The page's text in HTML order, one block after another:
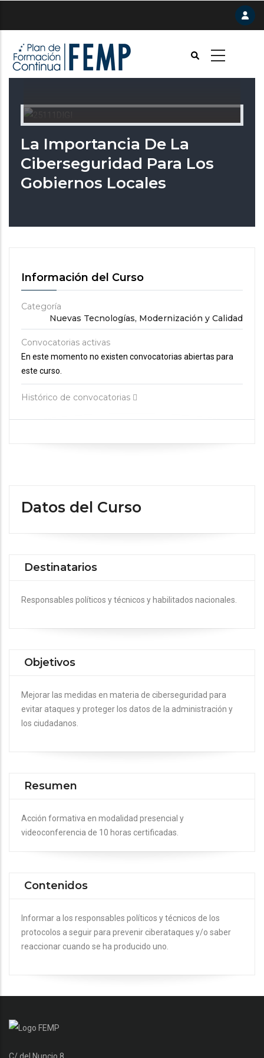
principal
La Importancia De La
Ciberseguridad Para Los
Gobiernos Locales
Información del Curso
Categoría
Nuevas Tecnologías, Modernización y Calidad
Convocatorias activas
En este momento no existen convocatorias abiertas para
este curso.
Histórico de convocatorias
Datos del Curso
Destinatarios
Responsables políticos y técnicos y habilitados nacionales.
Objetivos
Mejorar las medidas en materia de ciberseguridad para
evitar ataques y proteger los datos de la administración y
los ciudadanos.
Resumen
Acción formativa en modalidad presencial y
videoconferencia de 10 horas certificadas.
Contenidos
Informar a los responsables políticos y técnicos de los
protocolos a seguir para prevenir ciberataques y/o saber
reaccionar cuando se ha producido uno.